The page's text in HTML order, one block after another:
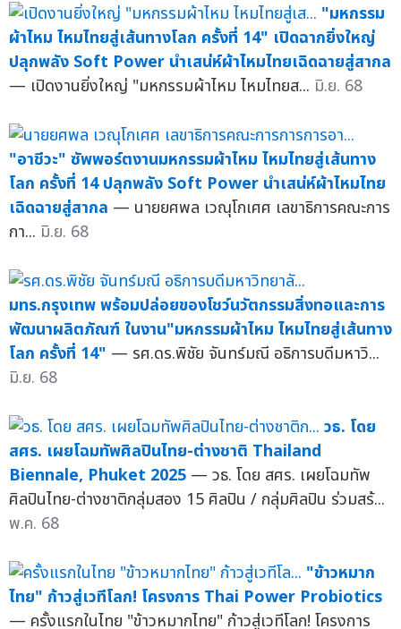
"มหกรรม
ผ้าไหม ไหมไทยสู่เส้นทางโลก ครั้งที่ 14" เปิดฉากยิ่งใหญ่
ปลุกพลัง Soft Power นำเสน่ห์ผ้าไหมไทยเฉิดฉายสู่สากล
— เปิดงานยิ่งใหญ่ "มหกรรมผ้าไหม ไหมไทยส... มิ.ย. 68
"อาชีวะ" ซัพพอร์ตงานมหกรรมผ้าไหม ไหมไทยสู่เส้นทาง
โลก ครั้งที่ 14 ปลุกพลัง Soft Power นำเสน่ห์ผ้าไหมไทย
เฉิดฉายสู่สากล — นายยศพล เวณุโกเศศ เลขาธิการคณะการ
กา... มิ.ย. 68
มทร.กรุงเทพ พร้อมปล่อยของโชว์นวัตกรรมสิ่งทอและการ
พัฒนาผลิตภัณฑ์ ในงาน"มหกรรมผ้าไหม ไหมไทยสู่เส้นทาง
โลก ครั้งที่ 14" — รศ.ดร.พิชัย จันทร์มณี อธิการบดีมหาวิ...
มิ.ย. 68
วธ. โดย
สศร. เผยโฉมทัพศิลปินไทย-ต่างชาติ Thailand
Biennale, Phuket 2025 — วธ. โดย สศร. เผยโฉมทัพ
ศิลปินไทย-ต่างชาติกลุ่มสอง 15 ศิลปิน / กลุ่มศิลปิน ร่วมสร้...
พ.ค. 68
"ข้าวหมาก
ไทย" ก้าวสู่เวทีโลก! โครงการ Thai Power Probiotics
— ครั้งแรกในไทย "ข้าวหมากไทย" ก้าวสู่เวทีโลก! โครงการ